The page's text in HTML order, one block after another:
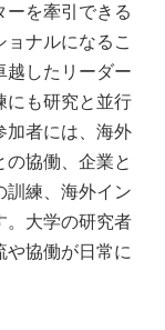
ーを牽引できる
ナルになるこ
越したリーダー
にも研究と並行
加者には、海外
協働、企業と
訓練、海外イン
。大学の研究者
や協働が日常に